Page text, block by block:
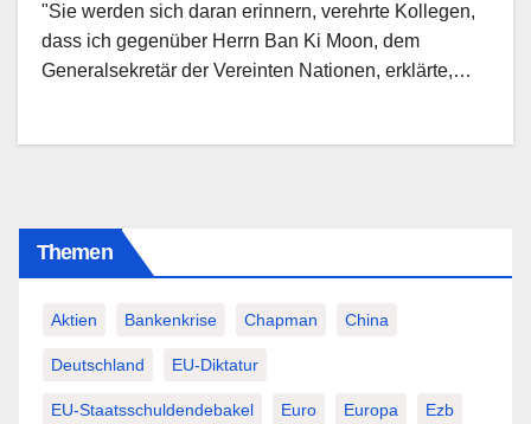
"Sie werden sich daran erinnern, verehrte Kollegen,
dass ich gegenüber Herrn Ban Ki Moon, dem
Generalsekretär der Vereinten Nationen, erklärte,…
Themen
Aktien Bankenkrise Chapman China
Deutschland EU-Diktatur
EU-Staatsschuldendebakel Euro Europa Ezb